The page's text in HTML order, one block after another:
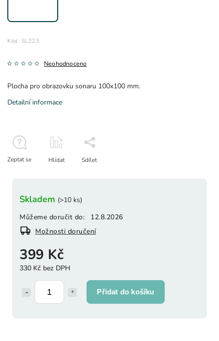
Kód: SL223
Neohodnoceno
399 Kč
330 Kč bez DPH
Přidat do košíku
Skladem (>10 ks)
Můžeme doručit do:
12.8.2026
Možnosti doručení
Plocha pro obrazovku sonaru 100x100 mm.
Detailní informace
Zeptat se Hlídat Sdílet